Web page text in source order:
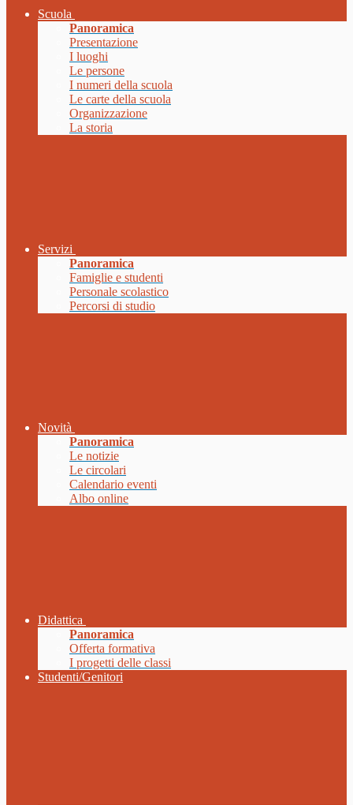
Scuola
Panoramica
Presentazione
I luoghi
Le persone
I numeri della scuola
Le carte della scuola
Organizzazione
La storia
Servizi
Panoramica
Famiglie e studenti
Personale scolastico
Percorsi di studio
Novità
Panoramica
Le notizie
Le circolari
Calendario eventi
Albo online
Didattica
Panoramica
Offerta formativa
I progetti delle classi
Studenti/Genitori